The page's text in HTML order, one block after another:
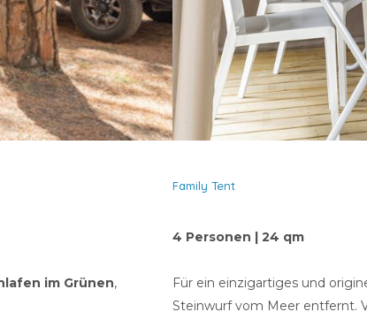
im Grünen,
Family Tent
4 Personen | 24 qm
Für ein einzigartiges und
Steinwurf vom Meer entfernt.